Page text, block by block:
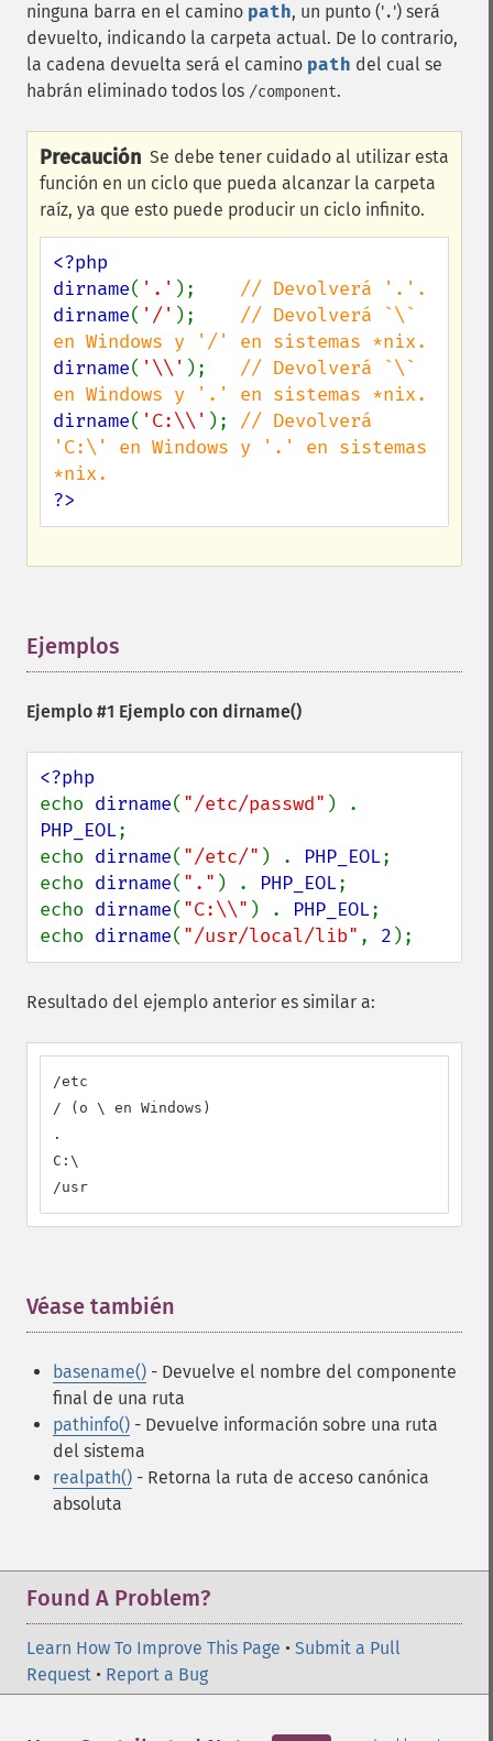
ninguna barra en el camino path, un punto ('.') será
devuelto, indicando la carpeta actual. De lo contrario,
la cadena devuelta será el camino path del cual se
habrán eliminado todos los /component.
Precaución Se debe tener cuidado al utilizar esta
función en un ciclo que pueda alcanzar la carpeta
raíz, ya que esto puede producir un ciclo infinito.
<?php
dirname( '.' );
dirname( '/' ); // Devolverá `\`
dirname( '\\' ); // Devolverá `\`
dirname( 'C:\\' ); // Devolverá
'C:\' en Windows y '.' en sistemas
?>
Ejemplos
Ejemplo #1 Ejemplo con dirname()
echo dirname( "/etc/passwd"
PHP_EOL;
echo dirname( "/etc/" ) . PHP_EOL;
echo dirname( "." ) . PHP_EOL;
echo dirname( "C:\\" ) . PHP_EOL;
echo dirname( "/usr/local/lib" , 2 );
Resultado del ejemplo anterior es similar a:
/etc
/ (o \ en Windows)
.
C:\
/usr
Véase también
basename() - Devuelve el nombre del componente
final de una ruta
pathinfo() - Devuelve información sobre una ruta
del sistema
realpath() - Retorna la ruta de acceso canónica
absoluta
Found A Problem?
Learn How To Improve This Page • Submit a Pull
Request • Report a Bug